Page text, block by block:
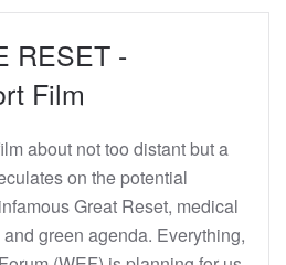
RESET -
Film
about not too distant but a
on the potential
Great Reset, medical
green agenda. Everything,